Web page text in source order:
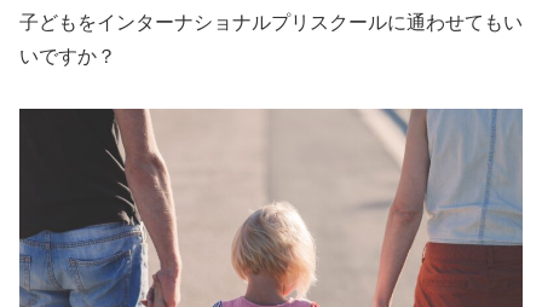
子どもをインターナショナルプリスクールに通わせてもい
いですか？